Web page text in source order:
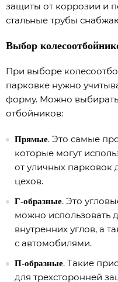
защиты от коррозии и
стальные трубы
Выбор
При выборе
парковке нужно
форму. Можно
отбойников:
Прямые. Это самые
которые могут
от уличных
цехов.
Г-образные. Это
можно использовать
внутренних углов, а
с автомобилями.
П-образные. Такие
для трехсторонней